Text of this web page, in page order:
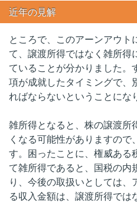
近年の見解
ところで、このアーンアウト
て、譲渡所得ではなく雑所得
ていることが分かりました。
項が成就したタイミングで、
ればならないということにな
雑所得となると、株の譲渡所
くなる可能性がありますので
す。困ったことに、権威ある
て雑所得であると、国税の内
り、今後の取扱いとしては、
る収入金額は、譲渡所得では